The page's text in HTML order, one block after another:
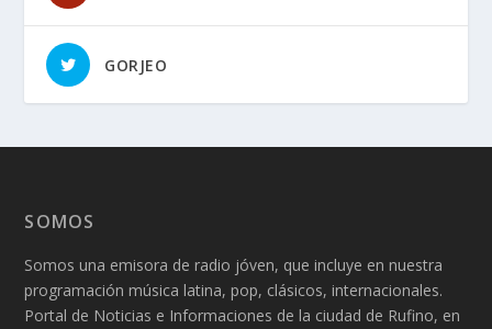
GORJEO
SOMOS
Somos una emisora de radio jóven, que incluye en nuestra
programación música latina, pop, clásicos, internacionales.
Portal de Noticias e Informaciones de la ciudad de Rufino, en